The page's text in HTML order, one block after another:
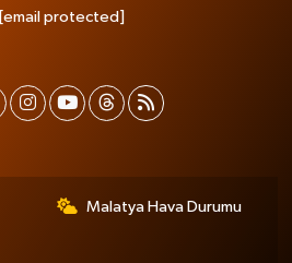
[email protected]
Malatya Hava Durumu